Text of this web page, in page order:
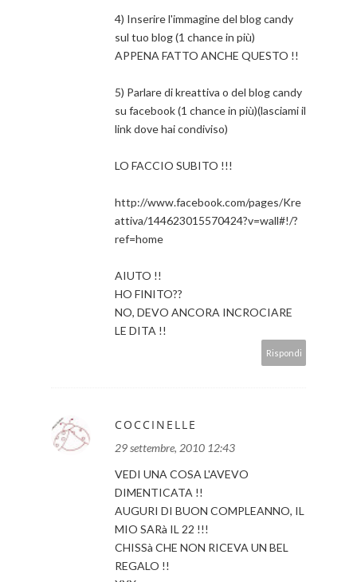
4) Inserire l'immagine del blog candy
sul tuo blog (1 chance in più)
APPENA FATTO ANCHE QUESTO !!
5) Parlare di kreattiva o del blog candy
su facebook (1 chance in più)(lasciami il
link dove hai condiviso)
LO FACCIO SUBITO !!!
http://www.facebook.com/pages/Kre
attiva/144623015570424?v=wall#!/?
ref=home
AIUTO !!
HO FINITO??
NO, DEVO ANCORA INCROCIARE
LE DITA !!
Rispondi
COCCINELLE
29 settembre, 2010 12:43
VEDI UNA COSA L'AVEVO
DIMENTICATA !!
AUGURI DI BUON COMPLEANNO, IL
MIO SARà IL 22 !!!
CHISSà CHE NON RICEVA UN BEL
REGALO !!